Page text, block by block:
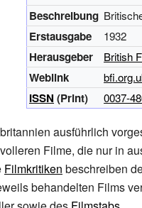
Beschreibung
Erstausgabe 1932
Herausgeber British
Weblink
ISSN (Print) 0037-
ausführlich
Filme, die nur in
Filmkritiken beschreiben
behandelten Films